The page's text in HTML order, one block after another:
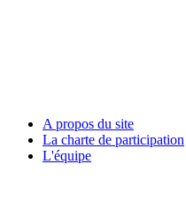
A propos du site
La charte de participation
L'équipe